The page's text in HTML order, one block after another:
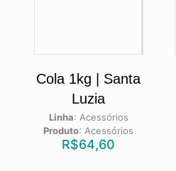
Cola 1kg | Santa
Luzia
Linha: Acessórios
Produto:Acessórios
R$64,60